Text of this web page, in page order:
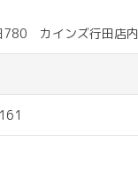
780 カインズ行田店内